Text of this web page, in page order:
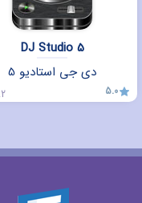
DJ Studio 5
دی جی استادیو 5
5.0